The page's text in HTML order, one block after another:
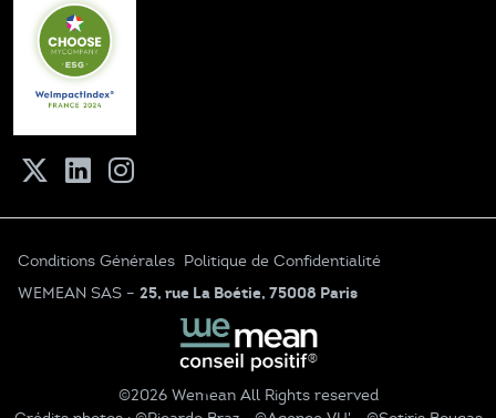
Conditions Générales Politique de Confidentialité
WEMEAN SAS – 25, rue La Boétie, 75008 Paris
©2026 Wemean All Rights reserved